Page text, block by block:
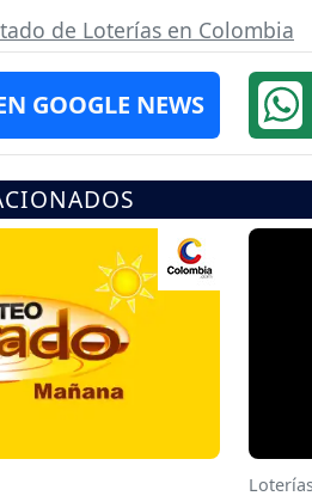
de Loterías en Colombia
GOOGLE NEWS